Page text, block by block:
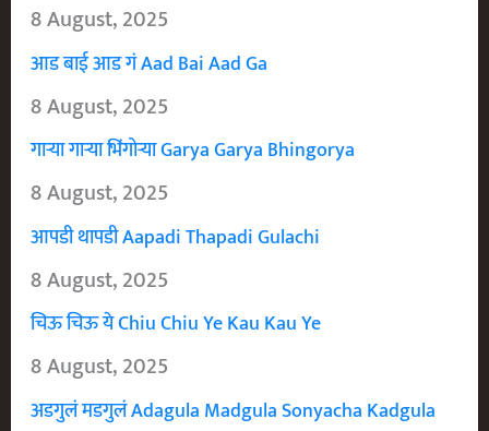
8 August, 2025
आड बाई आड गं Aad Bai Aad Ga
8 August, 2025
गाऱ्या गाऱ्या भिंगोऱ्या Garya Garya Bhingorya
8 August, 2025
आपडी थापडी Aapadi Thapadi Gulachi
8 August, 2025
चिऊ चिऊ ये Chiu Chiu Ye Kau Kau Ye
8 August, 2025
अडगुलं मडगुलं Adagula Madgula Sonyacha Kadgula